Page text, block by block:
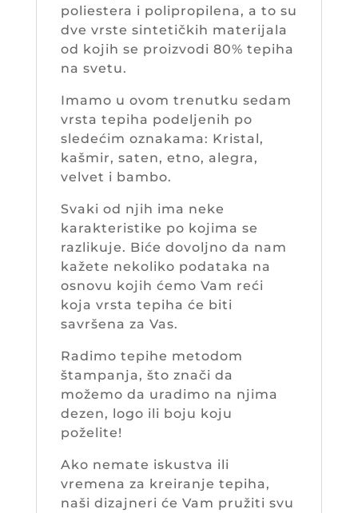
poliestera i polipropilena, a to su
dve vrste sintetičkih materijala
od kojih se proizvodi 80% tepiha
na svetu.
Imamo u ovom trenutku sedam
vrsta tepiha podeljenih po
sledećim oznakama: Kristal,
kašmir, saten, etno, alegra,
velvet i bambo.
Svaki od njih ima neke
karakteristike po kojima se
razlikuje. Biće dovoljno da nam
kažete nekoliko podataka na
osnovu kojih ćemo Vam reći
koja vrsta tepiha će biti
savršena za Vas.
Radimo tepihe metodom
štampanja, što znači da
možemo da uradimo na njima
dezen, logo ili boju koju
poželite!
Ako nemate iskustva ili
vremena za kreiranje tepiha,
naši dizajneri će Vam pružiti svu